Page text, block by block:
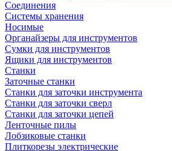
Соединения
Системы хранения
Носимые
Органайзеры для инструментов
Сумки для инструментов
Ящики для инструментов
Станки
Заточные станки
Станки для заточки инструмента
Станки для заточки сверл
Станки для заточки цепей
Ленточные пилы
Лобзиковые станки
Плиткорезы электрические